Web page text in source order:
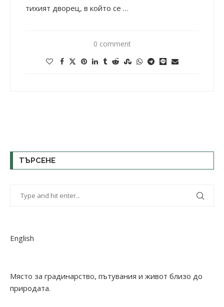
тихият дворец, в който се …
0 comment
ТЪРСЕНЕ
English
Място за градинарство, пътувания и живот близо до
природата.